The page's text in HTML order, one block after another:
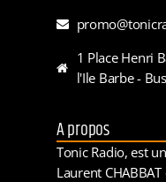
1 Place Henri
l'Ile Barbe -
A propos
Tonic Radio, est
Laurent